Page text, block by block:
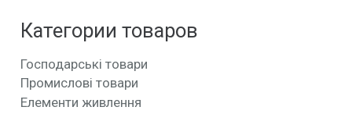
Категории товаров
Господарські товари
Промислові товари
Елементи живлення